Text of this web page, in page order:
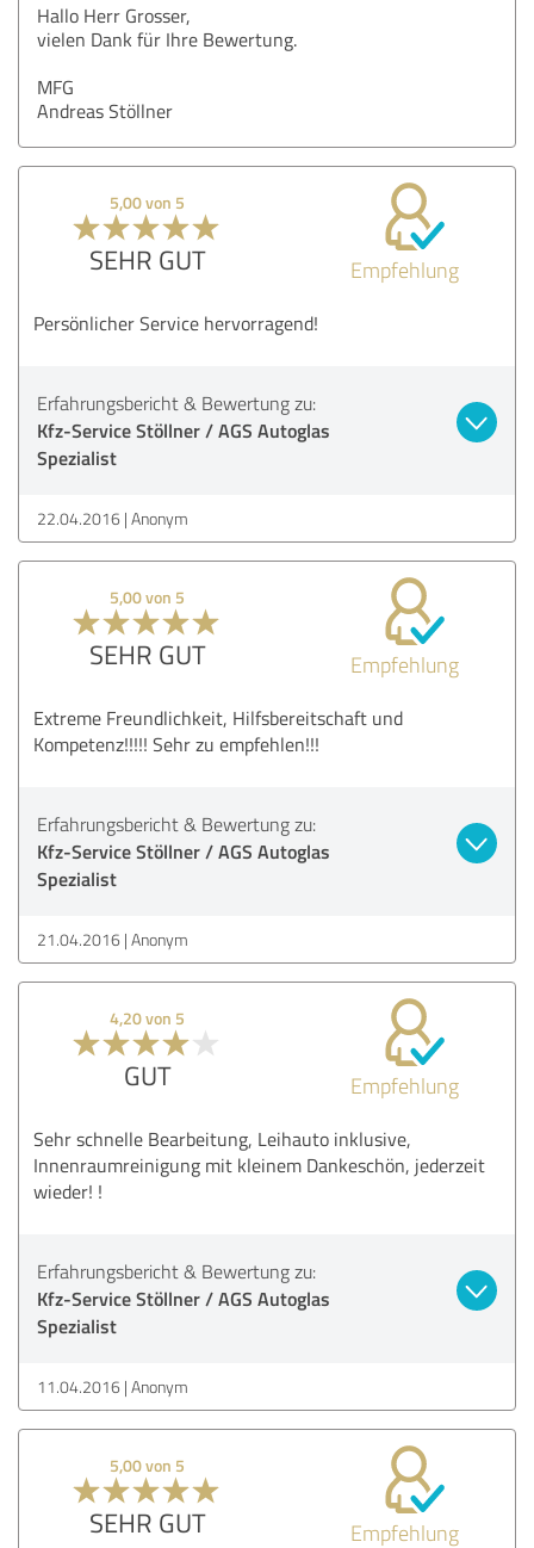
Hallo Herr Grosser,
vielen Dank für Ihre Bewertung.
MFG
Andreas Stöllner
5,00 von 5
SEHR GUT Empfehlung
Persönlicher Service hervorragend!
Erfahrungsbericht & Bewertung zu:
Kfz-Service Stöllner / AGS Autoglas
Spezialist
22.04.2016 Anonym
5,00 von 5
SEHR GUT Empfehlung
Extreme Freundlichkeit, Hilfsbereitschaft und
Kompetenz!!!!! Sehr zu empfehlen!!!
Erfahrungsbericht & Bewertung zu:
Kfz-Service Stöllner / AGS Autoglas
Spezialist
21.04.2016 Anonym
4,20 von 5
GUT Empfehlung
Sehr schnelle Bearbeitung, Leihauto inklusive,
Innenraumreinigung mit kleinem Dankeschön, jederzeit
wieder! !
Erfahrungsbericht & Bewertung zu:
Kfz-Service Stöllner / AGS Autoglas
Spezialist
11.04.2016 Anonym
5,00 von 5
SEHR GUT Empfehlung